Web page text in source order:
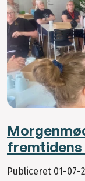
fremtidens
Publiceret 01-07-